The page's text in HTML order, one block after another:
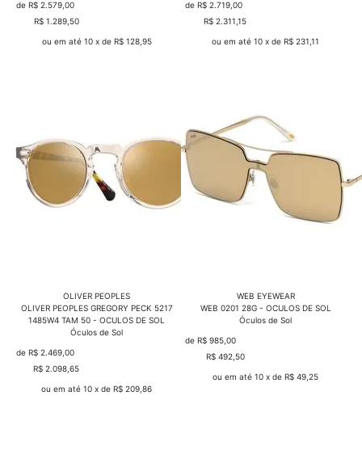
de R$ 2.579,00
R$ 1.289,50
ou em até 10 x de R$ 128,95
de R$ 2.719,00
R$ 2.311,15
ou em até 10 x de R$ 231,11
OLIVER PEOPLES
OLIVER PEOPLES GREGORY PECK 5217
1485W4 TAM 50 - OCULOS DE SOL
Óculos de Sol
de R$ 2.469,00
R$ 2.098,65
ou em até 10 x de R$ 209,86
WEB EYEWEAR
WEB 0201 28G - OCULOS DE SOL
Óculos de Sol
de R$ 985,00
R$ 492,50
ou em até 10 x de R$ 49,25